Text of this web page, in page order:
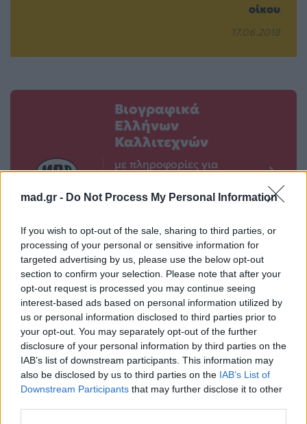
mad.gr - Do Not Process My Personal Information
If you wish to opt-out of the sale, sharing to third parties, or
processing of your personal or sensitive information for
targeted advertising by us, please use the below opt-out
section to confirm your selection. Please note that after your
opt-out request is processed you may continue seeing
interest-based ads based on personal information utilized by
us or personal information disclosed to third parties prior to
your opt-out. You may separately opt-out of the further
disclosure of your personal information by third parties on the
IAB’s list of downstream participants. This information may
also be disclosed by us to third parties on the IAB’s List of
Downstream Participants that may further disclose it to other
οίκου
17.06.2018
Βιογραφικά
Ελλήνων
Καλλιτεχνών
με πληροφορίες για
και σημαντικές στιγμές
μουσική σκηνή
Δες επίσης
Life Life